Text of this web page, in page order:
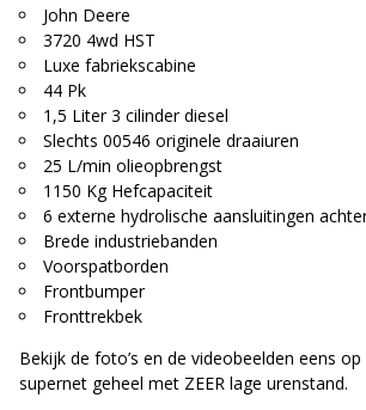
John Deere
3720 4wd HST
Luxe fabriekscabine
44 Pk
1,5 Liter 3 cilinder diesel
Slechts 00546 originele draaiuren
25 L/min olieopbrengst
1150 Kg Hefcapaciteit
6 externe hydrolische aansluitingen
Brede industriebanden
Voorspatborden
Frontbumper
Fronttrekbek
Bekijk de foto’s en de videobeelden eens
supernet geheel met ZEER lage urenstand.